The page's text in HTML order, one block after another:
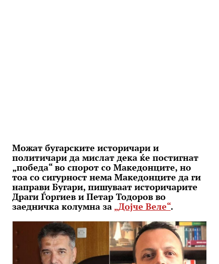
Можат бугарските историчари и
политичари да мислат дека ќе постигнат
„победа“ во спорот со Македонците, но
тоа со сигурност нема Македонците да ги
направи Бугари, пишуваат историчарите
Драги Ѓоргиев и Петар Тодоров во
заедничка колумна за „Дојче Веле“.